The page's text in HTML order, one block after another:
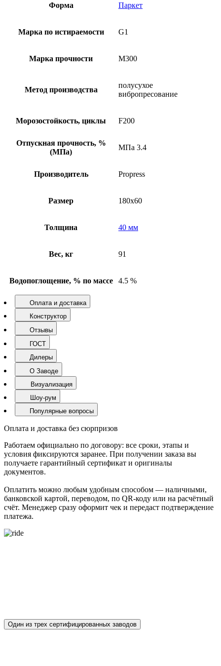
Форма Паркет
Марка по истираемости G1
Марка прочности М300
Метод производства
полусухое
вибропресование
Морозостойкость, циклы F200
Отпускная прочность, %
(МПа)
МПа 3.4
Производитель Propress
Размер 180х60
Толщина 40 мм
Вес, кг 91
Водопоглощение, % по массе 4.5 %
Оплата и доставка
Конструктор
Отзывы
ГОСТ
Дилеры
О Заводе
Визуализация
Шоу-рум
Популярные вопросы
Оплата и доставка без сюрпризов
Работаем официально по договору: все сроки, этапы и
условия фиксируются заранее. При получении заказа вы
получаете гарантийный сертификат и оригиналы
документов.
Оплатить можно любым удобным способом — наличными,
банковской картой, переводом, по QR-коду или на расчётный
счёт. Менеджер сразу оформит чек и передаст подтверждение
платежа.
Один из трех сертифицированных заводов